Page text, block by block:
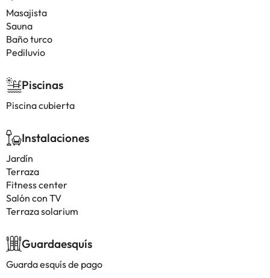
Masajista
Sauna
Baño turco
Pediluvio
Piscinas
Piscina cubierta
Instalaciones
Jardín
Terraza
Fitness center
Salón con TV
Terraza solarium
Guardaesquís
Guarda esquís de pago